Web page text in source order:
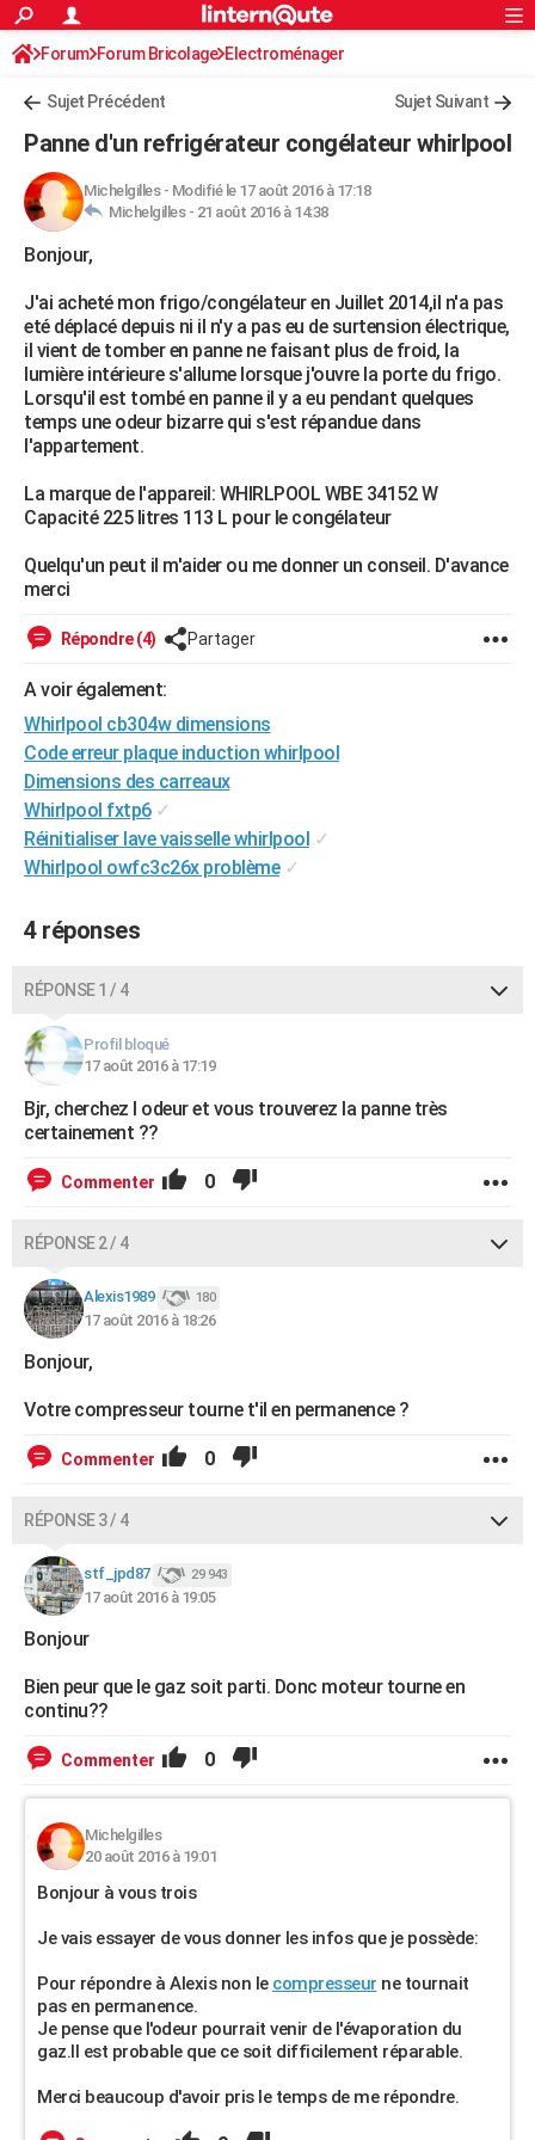
ACTUALITÉS
Politique
Société
Faits Divers
Education
Monde
Villes
+
FINANCE
Retraite
Impôts
Epargne
Immobilier
Risques naturels par ville
Banque
Assurance
Crédit
AUTO
Essais
Réserver un essai
Citadines
Berlines
SUV
Forum auto
+HIGH-TECH
Mobiles
Meilleur smartphone
Internet
Ordinateurs
Jeux vidéo
Guide high-tech
+BRICOLAGE
Forum
Aménagement intérieur
Extérieur
Cuisine
Salle de bains
Jardinage
Rangement
WEEK-END
Guides de France
Escapades
Patrimoine
Expositions
Musées
Week-end nature
+LIFESTYLE
Art de vivre
Bien-être
Loisirs
Mode
Modes de vie
Alimentation
Guide de la santé
Maladies
Médicaments
Sommeil
VOYAGE
Destinations
City break
Voyage nature
Voyage de noces
Forum
Climat
+PHOTO
Carte de Noël
Carte Bonne année
Carte Saint-Valentin
Carte Pâques
Carte d'anniversaire
DICTIONNAIRE
Dictionnaire
Biographies
Citations
Expressions
Proverbes
PROGRAMME TV
COPAINS D'AVANT
Bricolage
Lifestyle
Culture
Sport
Auto
Television
Voyage
Cinema
S'inscrire
Connexion
Forum Forum Bricolage Electroménager
Sujet Précédent Sujet Suivant
Panne d'un refrigérateur congélateur whirlpool
Michelgilles- Modifié le 17 août 2016 à 17:18
Michelgilles - 21 août 2016 à 14:38
Bonjour,
J'ai acheté mon frigo/congélateur en Juillet 2014,il n'a pas
eté déplacé depuis ni il n'y a pas eu de surtension électrique,
il vient de tomber en panne ne faisant plus de froid, la
lumière intérieure s'allume lorsque j'ouvre la porte du frigo.
Lorsqu'il est tombé en panne il y a eu pendant quelques
temps une odeur bizarre qui s'est répandue dans
l'appartement.
La marque de l'appareil: WHIRLPOOL WBE 34152 W
Capacité 225 litres 113 L pour le congélateur
Quelqu'un peut il m'aider ou me donner un conseil. D'avance
merci
Répondre (4) Partager
A voir également:
Whirlpool cb304w dimensions
Code erreur plaque induction whirlpool
Dimensions des carreaux
Whirlpool fxtp6 ✓
Réinitialiser lave vaisselle whirlpool ✓
Whirlpool owfc3c26x problème ✓
4 réponses
RÉPONSE 1 / 4
Profil bloqué
17 août 2016 à 17:19
Bjr, cherchez l odeur et vous trouverez la panne très
certainement ??
Commenter 0
RÉPONSE 2 / 4
Alexis1989 180
17 août 2016 à 18:26
Bonjour,
Votre compresseur tourne t'il en permanence ?
Commenter 0
RÉPONSE 3 / 4
stf_jpd87 29 943
17 août 2016 à 19:05
Bonjour
Bien peur que le gaz soit parti. Donc moteur tourne en
continu??
Commenter 0
Michelgilles
20 août 2016 à 19:01
Bonjour à vous trois
Je vais essayer de vous donner les infos que je possède:
Pour répondre à Alexis non le compresseur ne tournait
pas en permanence.
Je pense que l'odeur pourrait venir de l'évaporation du
gaz.Il est probable que ce soit difficilement réparable.
Merci beaucoup d'avoir pris le temps de me répondre.